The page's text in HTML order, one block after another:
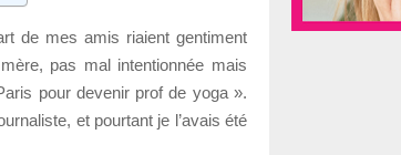
de mes amis riaient gentiment
pas mal intentionnée mais
pour devenir prof de yoga ».
et pourtant je l’avais été